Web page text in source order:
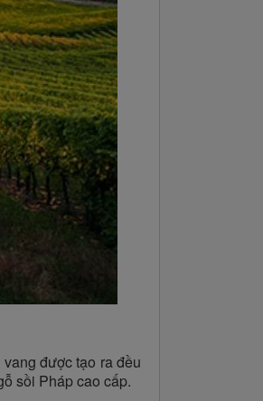
được tạo ra đều
sồi Pháp cao cấp.